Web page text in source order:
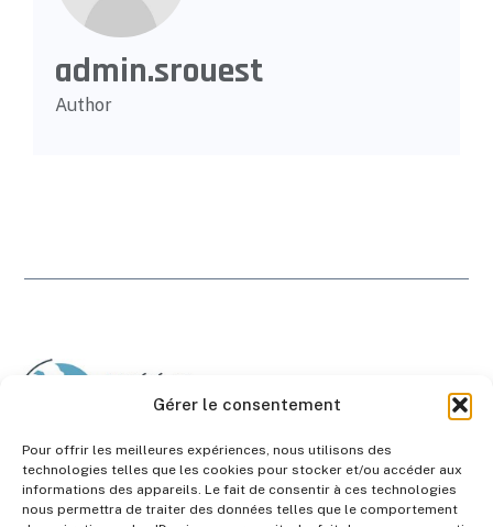
Gérer le consentement
Pour offrir les meilleures expériences, nous utilisons des
technologies telles que les cookies pour stocker et/ou accéder aux
informations des appareils. Le fait de consentir à ces technologies
nous permettra de traiter des données telles que le comportement
admin.srouest
Author